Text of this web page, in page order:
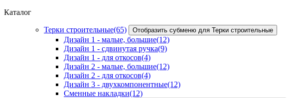
Каталог
Терки строительные(65) Отобразить субменю для Терки строительные
Дизайн 1 - малые, большие(12)
Дизайн 1 - сдвинутая ручка(9)
Дизайн 1 - для откосов(4)
Дизайн 2 - малые, большие(12)
Дизайн 2 - для откосов(4)
Дизайн 3 - двухкомпонентные(12)
Сменные накладки(12)